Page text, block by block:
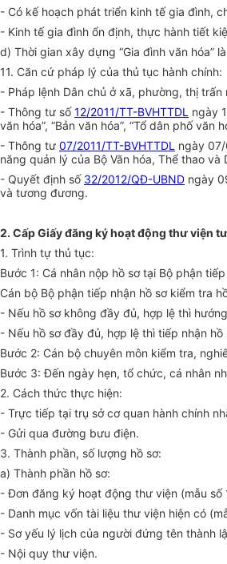
- Có kế hoạch phát triển kinh tế gia đình,
- Kinh tế gia đình ổn định, thực hành tiết
d) Thời gian xây dựng “Gia đình văn hóa”
11. Căn cứ pháp lý của thủ tục hành chính:
- Pháp lệnh Dân chủ ở xã, phường, thị
- Thông tư số12/2011/TT-BVHTTDL ngày
văn hóa”, “Bản văn hóa”, “Tổ dân phố văn
- Thông tư 07/2011/TT-BVHTTDL ngày
năng quản lý của Bộ Văn hóa, Thể thao và
- Quyết định số 32/2012/QĐ-UBND ngày
và tương đương.
2. Cấp Giấy đăng ký hoạt động thư viện
1. Trình tự thủ tục:
Bước 1: Cá nhân nộp hồ sơ tại Bộ phận
Cán bộ Bộ phận tiếp nhận hồ sơ kiểm tra
- Nếu hồ sơ không đầy đủ, hợp lệ thì
- Nếu hồ sơ đầy đủ, hợp lệ thì tiếp nhận
Bước 2: Cán bộ chuyên môn kiểm tra,
Bước 3: Đến ngày hẹn, tổ chức, cá nhân
2. Cách thức thực hiện:
- Trực tiếp tại trụ sở cơ quan hành chính
- Gửi qua đường bưu điện.
3. Thành phần, số lượng hồ sơ:
a) Thành phần hồ sơ:
- Đơn đăng ký hoạt động thư viện (mẫu số
- Danh mục vốn tài liệu thư viện hiện có
- Sơ yếu lý lịch của người đứng tên thành
- Nội quy thư viện.